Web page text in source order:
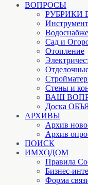
ВОПРОСЫ
РУБРИКИ
Сад и
Отопление
Стены и
ВАШ
Доска
АРХИВЫ
Архив
Архив
ПОИСК
ИМХОДОМ
Правила
Бизнес-
Форма